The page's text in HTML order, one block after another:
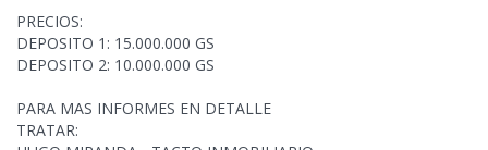
PRECIOS:
DEPOSITO 1: 15.000.000 GS
DEPOSITO 2: 10.000.000 GS
PARA MAS INFORMES EN DETALLE
TRATAR: